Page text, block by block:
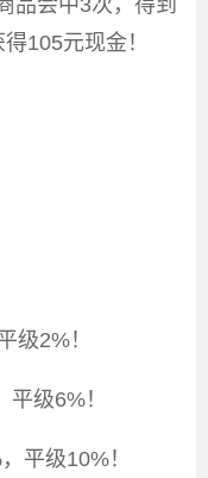
品会中3次，得到
105元现金！
级2%！
级6%！
平级10%！